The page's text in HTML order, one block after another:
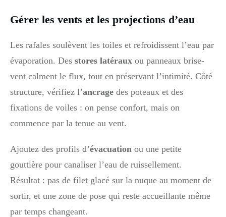
Gérer les vents et les projections d’eau
Les rafales soulèvent les toiles et refroidissent l’eau par
évaporation. Des stores latéraux ou panneaux brise-
vent calment le flux, tout en préservant l’intimité. Côté
structure, vérifiez l’ancrage des poteaux et des
fixations de voiles : on pense confort, mais on
commence par la tenue au vent.
Ajoutez des profils d’évacuation ou une petite
gouttière pour canaliser l’eau de ruissellement.
Résultat : pas de filet glacé sur la nuque au moment de
sortir, et une zone de pose qui reste accueillante même
par temps changeant.